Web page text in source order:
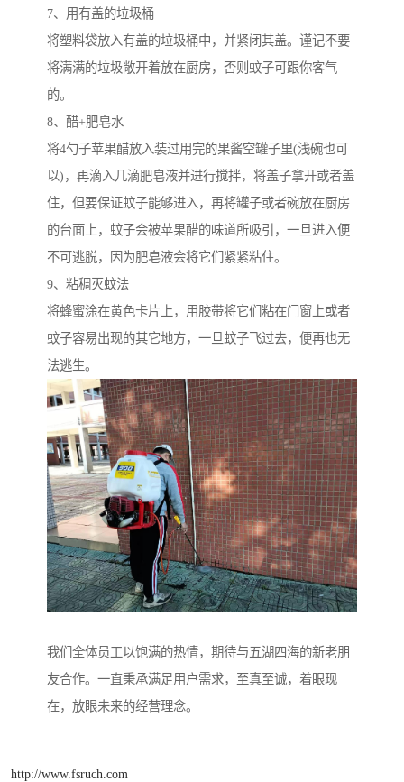
7、用有盖的垃圾桶
将塑料袋放入有盖的垃圾桶中，并紧闭其盖。谨记不要
将满满的垃圾敞开着放在厨房，否则蚊子可跟你客气
的。
8、醋+肥皂水
将4勺子苹果醋放入装过用完的果酱空罐子里(浅碗也可
以)，再滴入几滴肥皂液并进行搅拌，将盖子拿开或者盖
住，但要保证蚊子能够进入，再将罐子或者碗放在厨房
的台面上，蚊子会被苹果醋的味道所吸引，一旦进入便
不可逃脱，因为肥皂液会将它们紧紧粘住。
9、粘稠灭蚊法
将蜂蜜涂在黄色卡片上，用胶带将它们粘在门窗上或者
蚊子容易出现的其它地方，一旦蚊子飞过去，便再也无
法逃生。
我们全体员工以饱满的热情，期待与五湖四海的新老朋
友合作。一直秉承满足用户需求，至真至诚，着眼现
在，放眼未来的经营理念。
http://www.fsruch.com